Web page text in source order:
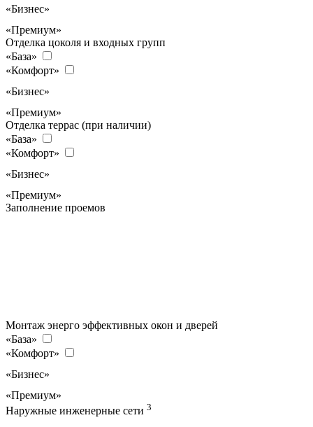
«Бизнес»
«Премиум»
Отделка цоколя и входных групп
«База»
«Комфорт»
«Бизнес»
«Премиум»
Отделка террас (при наличии)
«База»
«Комфорт»
«Бизнес»
«Премиум»
Заполнение проемов
Монтаж энерго эффективных окон и дверей
«База»
«Комфорт»
«Бизнес»
«Премиум»
Наружные инженерные сети 3